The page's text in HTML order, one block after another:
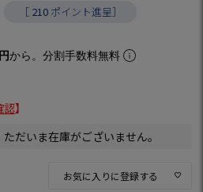
［ 210 ポイント進呈］
から。分割手数料無料
認】
だいま在庫がございません。
お気に入りに登録する